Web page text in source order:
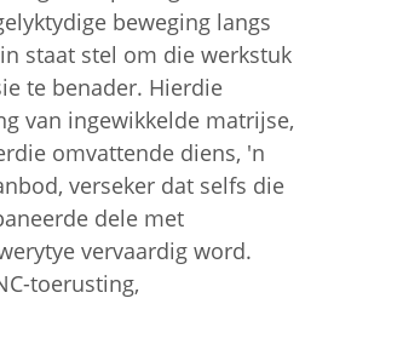
beweging langs
staat stel om die werkstuk
te benader. Hierdie
van ingewikkelde matrijse,
omvattende diens, 'n
verseker dat selfs die
dele met
vervaardig word.
toerusting,